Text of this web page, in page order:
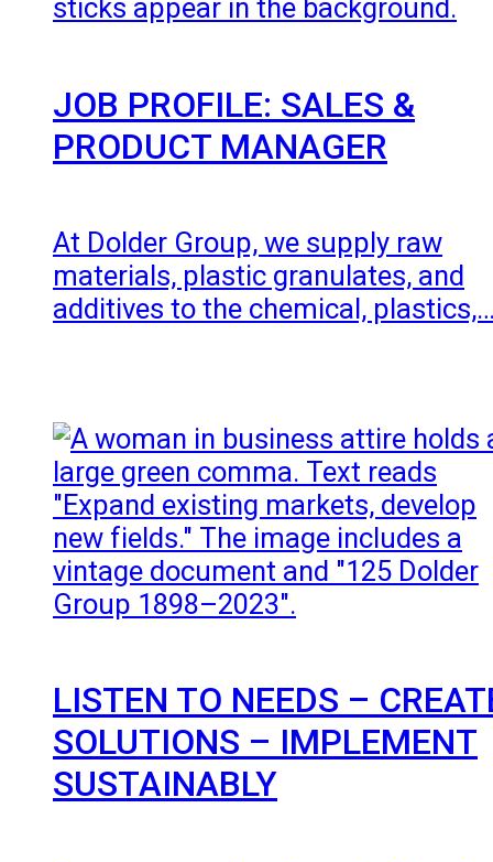
JOB PROFILE: SALES &
PRODUCT MANAGER
At Dolder Group, we supply raw
materials, plastic granulates, and
additives to the chemical,
LISTEN TO NEEDS –
SOLUTIONS – IMPLEMENT
SUSTAINABLY